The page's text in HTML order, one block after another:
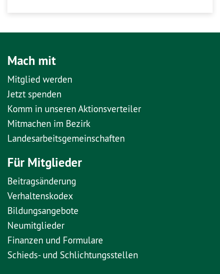
Mach mit
Mitglied werden
Jetzt spenden
Komm in unseren Aktionsverteiler
Mitmachen im Bezirk
Landesarbeitsgemeinschaften
Für Mitglieder
Beitragsänderung
Verhaltenskodex
Bildungsangebote
Neumitglieder
Finanzen und Formulare
Schieds- und Schlichtungsstellen